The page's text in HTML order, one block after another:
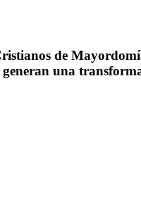
de
una